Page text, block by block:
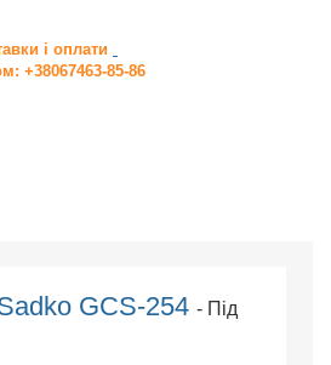
і оплати
+38067463-85-86
GCS-254 - Під